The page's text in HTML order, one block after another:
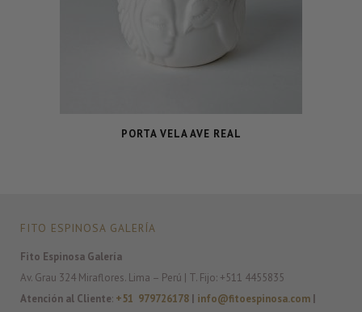
PORTA VELA AVE REAL
FITO ESPINOSA GALERÍA
Fito Espinosa Galería
Av. Grau 324 Miraflores. Lima – Perú | T. Fijo: +511 4455835
Atención al Cliente: +51 979726178 | info@fitoespinosa.com |